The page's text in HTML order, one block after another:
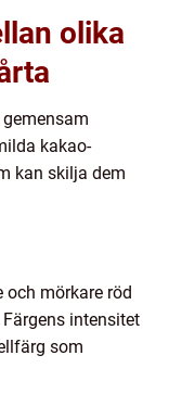
olika
kakao-
kan skilja dem
och mörkare röd
intensitet
som